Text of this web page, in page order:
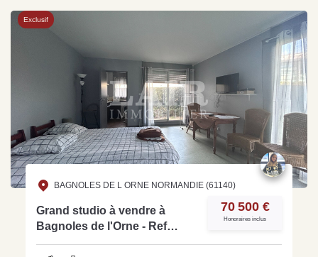
Exclusif
BAGNOLES DE L ORNE NORMANDIE (61140)
Grand studio à vendre à
Bagnoles de l'Orne - Ref
O15099
70 500 €
Honoraires inclus